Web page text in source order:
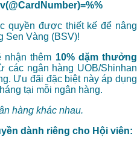
quyền được thiết kế để nâng
Sen Vàng (BSV)!
nhận thêm 10% dặm thưởng
các ngân hàng UOB/Shinhan
Ưu đãi đặc biệt này áp dụng
tại mỗi ngân hàng.
hàng khác nhau.
dành riêng cho Hội viên: